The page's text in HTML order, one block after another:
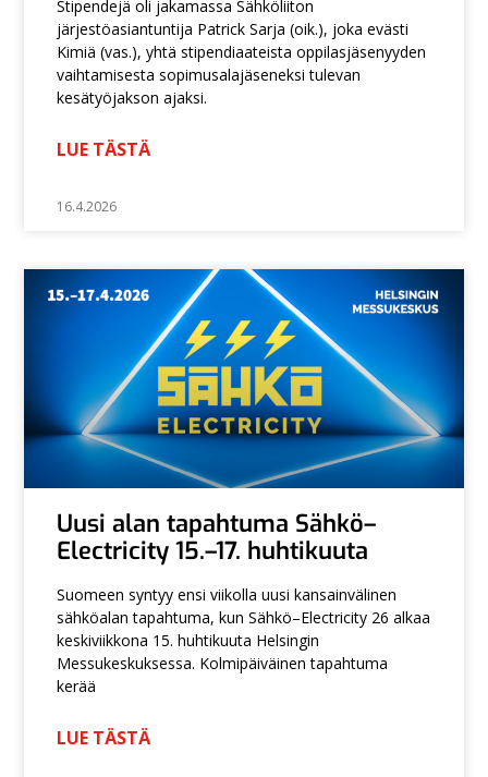
Stipendejä oli jakamassa Sähköliiton
järjestöasiantuntija Patrick Sarja (oik.), joka evästi
Kimiä (vas.), yhtä stipendiaateista oppilasjäsenyyden
vaihtamisesta sopimusalajäseneksi tulevan
kesätyöjakson ajaksi.
LUE TÄSTÄ
16.4.2026
Uusi alan tapahtuma Sähkö–
Electricity 15.–17. huhtikuuta
Suomeen syntyy ensi viikolla uusi kansainvälinen
sähköalan tapahtuma, kun Sähkö–Electricity 26 alkaa
keskiviikkona 15. huhtikuuta Helsingin
Messukeskuksessa. Kolmipäiväinen tapahtuma
kerää
LUE TÄSTÄ